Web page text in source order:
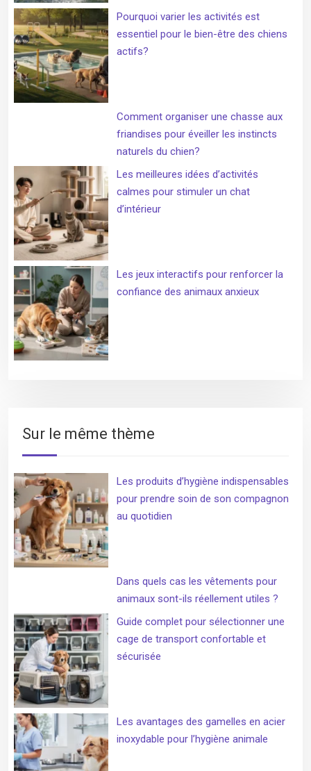
Pourquoi varier les activités est
essentiel pour le bien-être des chiens
actifs?
Comment organiser une chasse aux
friandises pour éveiller les instincts
naturels du chien?
Les meilleures idées d’activités
calmes pour stimuler un chat
d’intérieur
Les jeux interactifs pour renforcer la
confiance des animaux anxieux
Sur le même thème
Les produits d’hygiène indispensables
pour prendre soin de son compagnon
au quotidien
Dans quels cas les vêtements pour
animaux sont-ils réellement utiles ?
Guide complet pour sélectionner une
cage de transport confortable et
sécurisée
Les avantages des gamelles en acier
inoxydable pour l’hygiène animale